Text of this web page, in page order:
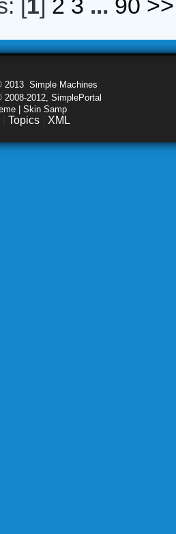
[1] 2 3 ... 90 >>
2013 Simple Machines
2012, SimplePortal
| Skin Samp
Topics XML